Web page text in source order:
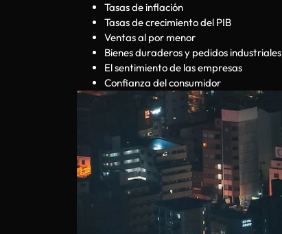
Tasas de inflación
Tasas de crecimiento del PIB
Ventas al por menor
Bienes duraderos y pedidos industriales
El sentimiento de las empresas
Confianza del consumidor